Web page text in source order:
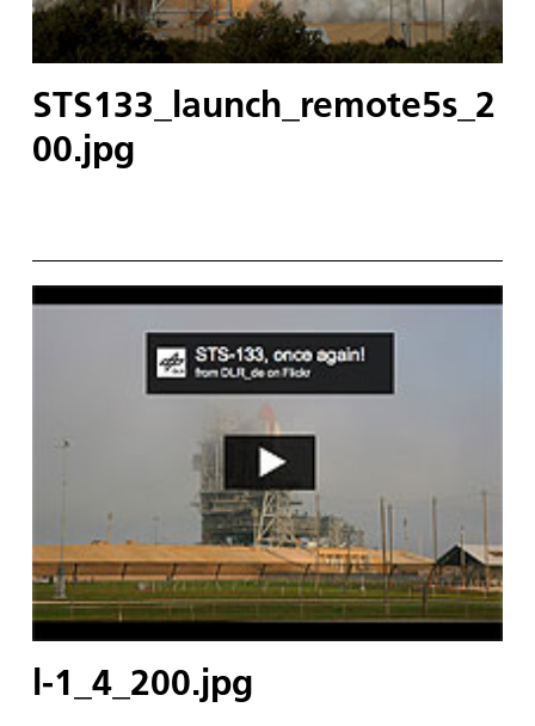
STS133_launch_remote5s_2
00.jpg
l-1_4_200.jpg